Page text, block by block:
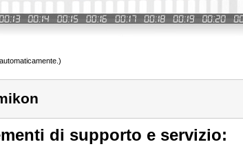
di supporto e servizio: